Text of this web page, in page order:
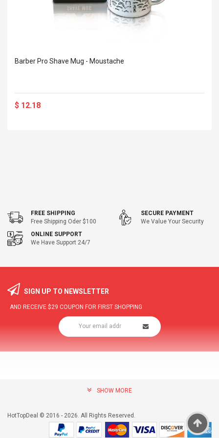
Barber Pro Shave Mug - Moustache
$ 12.18
FREE SHIPPING
Free Shipping Oder $100
SECURE PAYMENT
We Value Your Security
ONLINE SUPPORT
We Have Support 24/7
SIGN UP TO NEWSLETTER
AND RECEIVE $29 COUPON FOR FIRST SHOPPING
INFORMATION
SHOW MORE
HotTopDeal © 2016 - 2026. All Rights Reserved.